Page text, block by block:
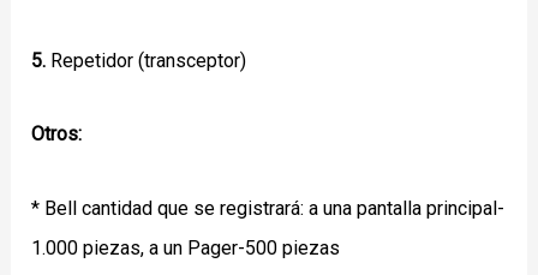
5. Repetidor (transceptor)
Otros:
* Bell cantidad que se registrará: a una pantalla principal-
1.000 piezas, a un Pager-500 piezas